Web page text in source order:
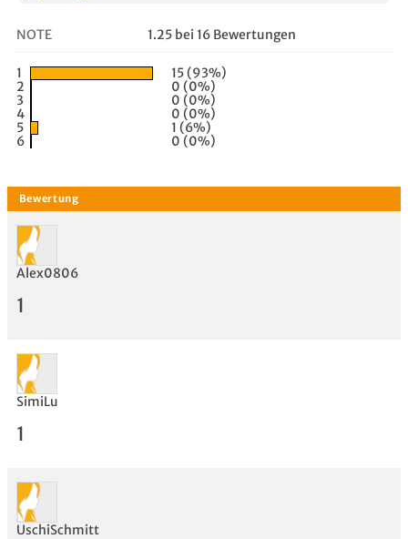
NOTE 1.25 bei 16 Bewertungen
1
15 (93%)
2
0 (0%)
3
0 (0%)
4
0 (0%)
5
1 (6%)
6
0 (0%)
Alex0806
1
SimiLu
1
UschiSchmitt